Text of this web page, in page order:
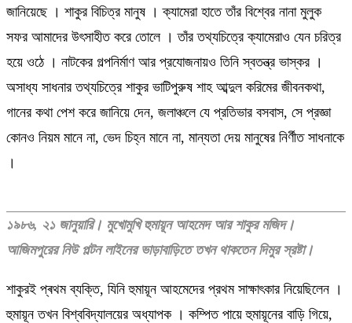
জানিয়েছে । শাকুর বিচিত্র মানুষ । ক্যামেরা হাতে তাঁর বিশ্বের নানা মুলুক
সফর আমাদের উৎসাহীত করে তোলে । তাঁর তথ্যচিত্রে ক্যামেরাও যেন চরিত্র
হয়ে ওঠে । নাটকের গল্পনির্মাণ আর প্রযোজনায়ও তিনি স্বতন্ত্র ভাস্কর ।
অসাধ্য সাধনার তথ্যচিত্রে শাকুর ভাটিপুরুষ শাহ আব্দুল করিমের জীবনকথা,
গানের কথা পেশ করে জানিয়ে দেন, জলাঞ্চলে যে প্রতিভার বসবাস, সে প্রজ্ঞা
কোনও নিয়ম মানে না, ভেদ চিহ্ন মানে না, মান্যতা দেয় মানুষের নির্ণীত সাধনাকে
।
১৯৮৬, ২১ জানুয়ারি। মুখোমুখি হুমায়ূন আহমেদ আর শাকুর মজিদ।
আজিমপুরের নিউ পল্টন লাইনের ভাড়াবাড়িতে তখন থাকতেন দিমুর স্রষ্টা।
শাকুরই প্ৰথম ব্যক্তি, যিনি হুমায়ূন আহমেদের প্রথম সাক্ষাৎকার নিয়েছিলেন ।
হুমায়ূন তখন বিশ্ববিদ্যালয়ের অধ্যাপক । কম্পিত পায়ে হুমায়ূনের বাড়ি গিয়ে,